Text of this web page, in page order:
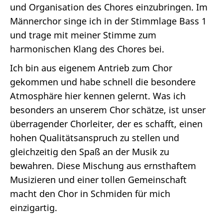
und Organisation des Chores einzubringen. Im
Männerchor singe ich in der Stimmlage Bass 1
und trage mit meiner Stimme zum
harmonischen Klang des Chores bei.
Ich bin aus eigenem Antrieb zum Chor
gekommen und habe schnell die besondere
Atmosphäre hier kennen gelernt. Was ich
besonders an unserem Chor schätze, ist unser
überragender Chorleiter, der es schafft, einen
hohen Qualitätsanspruch zu stellen und
gleichzeitig den Spaß an der Musik zu
bewahren. Diese Mischung aus ernsthaftem
Musizieren und einer tollen Gemeinschaft
macht den Chor in Schmiden für mich
einzigartig.